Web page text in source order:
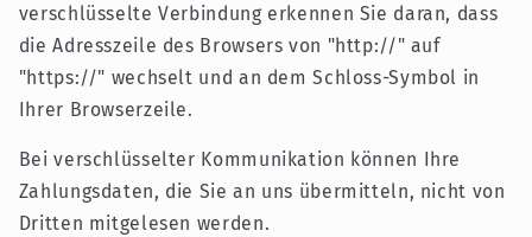
verschlüsselte Verbindung erkennen Sie daran, dass
die Adresszeile des Browsers von "http://" auf
"https://" wechselt und an dem Schloss-Symbol in
Ihrer Browserzeile.
Bei verschlüsselter Kommunikation können Ihre
Zahlungsdaten, die Sie an uns übermitteln, nicht von
Dritten mitgelesen werden.